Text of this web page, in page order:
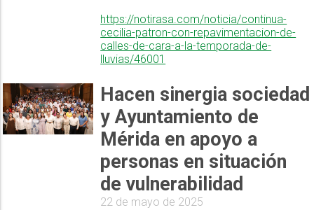
https://notirasa.com/noticia/continua-
cecilia-patron-con-repavimentacion-de-
calles-de-cara-a-la-temporada-de-
lluvias/46001
Hacen sinergia sociedad
y Ayuntamiento de
Mérida en apoyo a
personas en situación
de vulnerabilidad
22 de mayo de 2025